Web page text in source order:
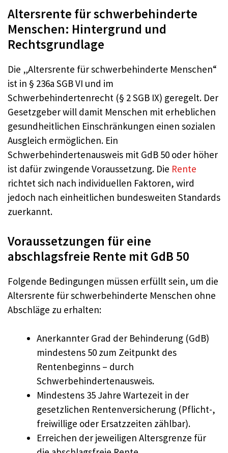
Altersrente für schwerbehinderte
Menschen: Hintergrund und
Rechtsgrundlage
Die „Altersrente für schwerbehinderte Menschen“
ist in § 236a SGB VI und im
Schwerbehindertenrecht (§ 2 SGB IX) geregelt. Der
Gesetzgeber will damit Menschen mit erheblichen
gesundheitlichen Einschränkungen einen sozialen
Ausgleich ermöglichen. Ein
Schwerbehindertenausweis mit GdB 50 oder höher
ist dafür zwingende Voraussetzung. Die Rente
richtet sich nach individuellen Faktoren, wird
jedoch nach einheitlichen bundesweiten Standards
zuerkannt.
Voraussetzungen für eine
abschlagsfreie Rente mit GdB 50
Folgende Bedingungen müssen erfüllt sein, um die
Altersrente für schwerbehinderte Menschen ohne
Abschläge zu erhalten:
Anerkannter Grad der Behinderung (GdB)
mindestens 50 zum Zeitpunkt des
Rentenbeginns – durch
Schwerbehindertenausweis.
Mindestens 35 Jahre Wartezeit in der
gesetzlichen Rentenversicherung (Pflicht-,
freiwillige oder Ersatzzeiten zählbar).
Erreichen der jeweiligen Altersgrenze für